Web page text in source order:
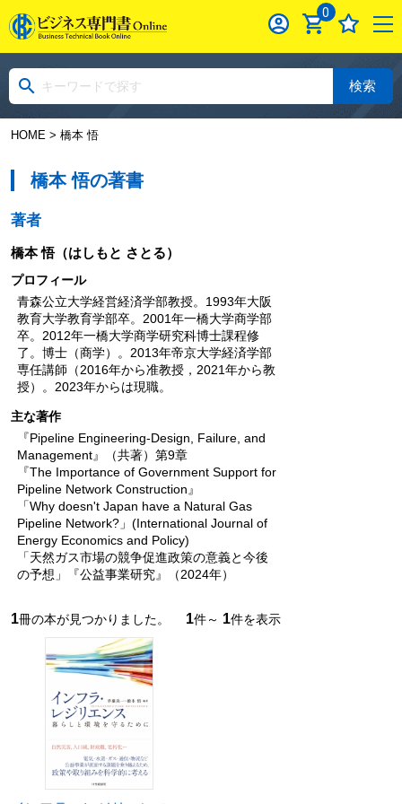
0
検索
HOME> 橋本 悟
橋本 悟の著書
著者
橋本 悟（はしもと さとる）
プロフィール
青森公立大学経営経済学部教授。1993年大阪
教育大学教育学部卒。2001年一橋大学商学部
卒。2012年一橋大学商学研究科博士課程修
了。博士（商学）。2013年帝京大学経済学部
専任講師（2016年から准教授，2021年から教
授）。2023年からは現職。
主な著作
『Pipeline Engineering-Design, Failure, and
Management』（共著）第9章
『The Importance of Government Support for
Pipeline Network Construction』
「Why doesn't Japan have a Natural Gas
Pipeline Network?」(International Journal of
Energy Economics and Policy)
「天然ガス市場の競争促進政策の意義と今後
の予想」『公益事業研究』（2024年）
1冊の本が見つかりました。 1件～ 1件を表示